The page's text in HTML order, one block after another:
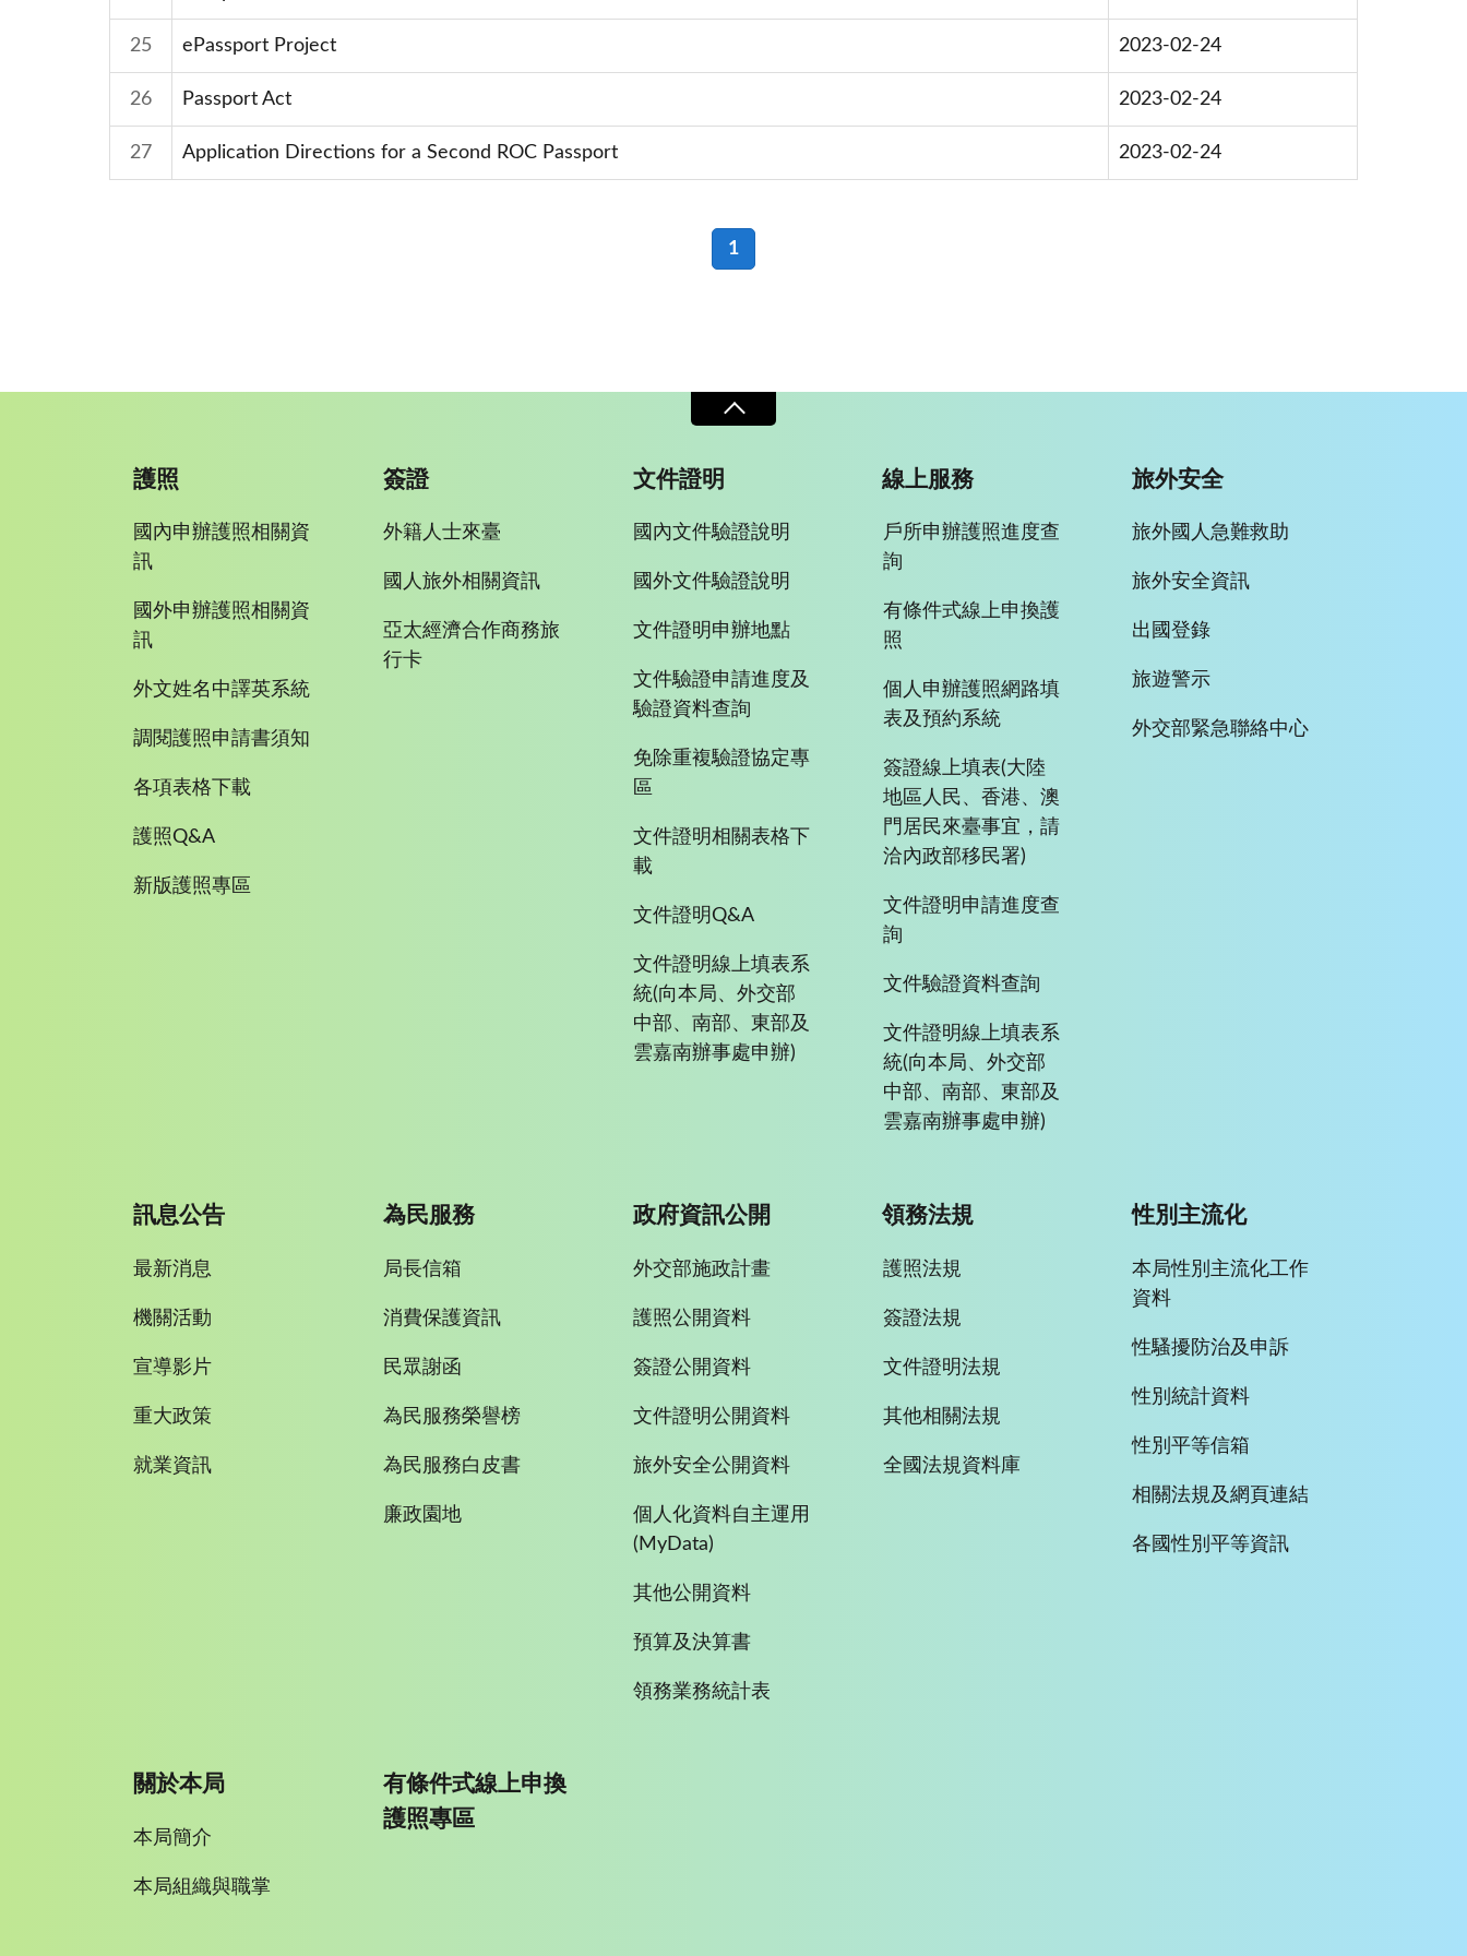
25 ePassport Project 2023-02-24
26 Passport Act 2023-02-24
27 Application Directions for a Second ROC Passport 2023-02-24
1
護照
國內申辦護照相關資
訊
國外申辦護照相關資
訊
外文姓名中譯英系統
調閱護照申請書須知
各項表格下載
護照Q&A
新版護照專區
簽證
外籍人士來臺
國人旅外相關資訊
亞太經濟合作商務旅
行卡
文件證明
國內文件驗證說明
國外文件驗證說明
文件證明申辦地點
文件驗證申請進度及
驗證資料查詢
免除重複驗證協定專
區
文件證明相關表格下
載
文件證明Q&A
文件證明線上填表系
統(向本局、外交部
中部、南部、東部及
雲嘉南辦事處申辦)
線上服務
戶所申辦護照進度查
詢
有條件式線上申換護
照
個人申辦護照網路填
表及預約系統
簽證線上填表(大陸
地區人民、香港、澳
門居民來臺事宜，請
洽內政部移民署)
文件證明申請進度查
詢
文件驗證資料查詢
文件證明線上填表系
統(向本局、外交部
中部、南部、東部及
雲嘉南辦事處申辦)
旅外安全
旅外國人急難救助
旅外安全資訊
出國登錄
旅遊警示
外交部緊急聯絡中心
訊息公告
最新消息
機關活動
宣導影片
重大政策
就業資訊
為民服務
局長信箱
消費保護資訊
民眾謝函
為民服務榮譽榜
為民服務白皮書
廉政園地
政府資訊公開
外交部施政計畫
護照公開資料
簽證公開資料
文件證明公開資料
旅外安全公開資料
個人化資料自主運用
(MyData)
其他公開資料
預算及決算書
領務業務統計表
領務法規
護照法規
簽證法規
文件證明法規
其他相關法規
全國法規資料庫
性別主流化
本局性別主流化工作
資料
性騷擾防治及申訴
性別統計資料
性別平等信箱
相關法規及網頁連結
各國性別平等資訊
關於本局
本局簡介
本局組織與職掌
有條件式線上申換
護照專區